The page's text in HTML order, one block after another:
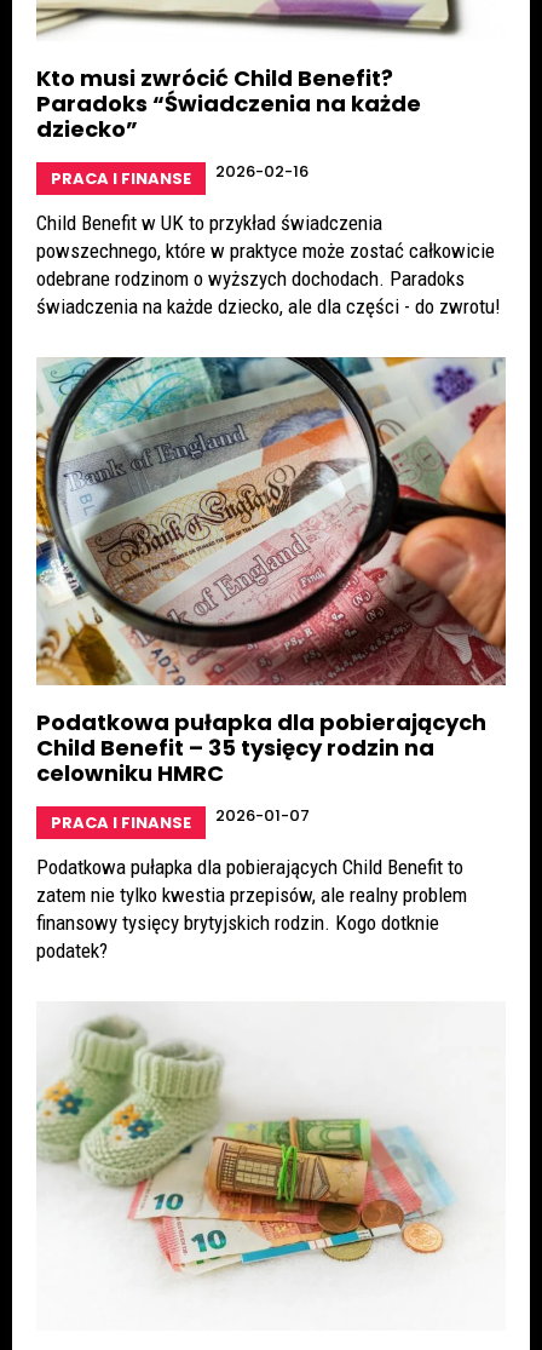
Kto musi zwrócić Child Benefit?
Paradoks “Świadczenia na każde
dziecko”
PRACA I FINANSE 2026-02-16
Child Benefit w UK to przykład świadczenia
powszechnego, które w praktyce może zostać całkowicie
odebrane rodzinom o wyższych dochodach. Paradoks
świadczenia na każde dziecko, ale dla części - do zwrotu!
Podatkowa pułapka dla pobierających
Child Benefit – 35 tysięcy rodzin na
celowniku HMRC
PRACA I FINANSE 2026-01-07
Podatkowa pułapka dla pobierających Child Benefit to
zatem nie tylko kwestia przepisów, ale realny problem
finansowy tysięcy brytyjskich rodzin. Kogo dotknie
podatek?